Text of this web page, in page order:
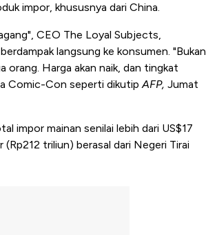
impor, khususnya dari China.
CEO The Loyal Subjects,
langsung ke konsumen. "Bukan
orang. Harga akan naik, dan tingkat
Comic-Con seperti dikutipAFP, Jumat
impor mainan senilai lebih dari US$17
(Rp212 triliun) berasal dari Negeri Tirai